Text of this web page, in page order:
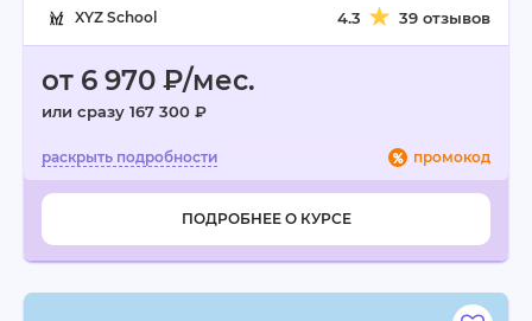
XYZ School 4.3 39 отзывов
от 6 970 ₽/мес.
или сразу 167 300 ₽
промокод
ПОДРОБНЕЕ О КУРСЕ